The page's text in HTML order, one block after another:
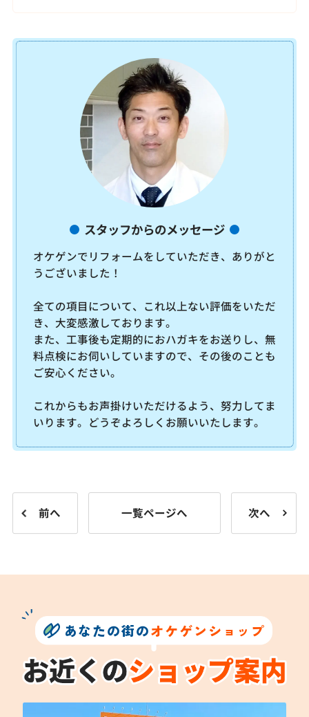
スタッフからのメッセージ
オケゲンでリフォームをしていただき、ありがと
うございました！
全ての項目について、これ以上ない評価をいただ
き、大変感激しております。
また、工事後も定期的におハガキをお送りし、無
料点検にお伺いしていますので、その後のことも
ご安心ください。
これからもお声掛けいただけるよう、努力してま
いります。どうぞよろしくお願いいたします。
前へ 一覧ページへ 次へ
あなたの街のオケゲンショップ